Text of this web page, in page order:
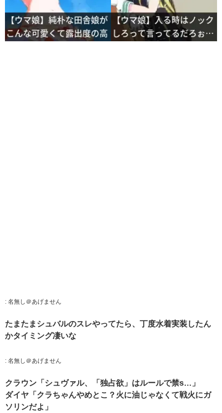
: 名無し＠あげません
たまたまシュバルのスレやってたら、丁度水着実装したん
かタイミング凄いな
: 名無し＠あげません
クラウン「シュヴァル、「独占欲」はルールで禁s…」
ダイヤ「クラちゃんやめとこ？火に油じゃなくて戦火にガ
ソリンだよ」